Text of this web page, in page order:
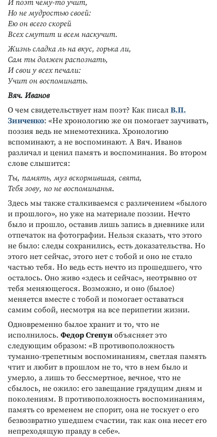
И поэт чему-то учит,
Но не мудростью своей:
Ею он всего скорей
Всех смутит и всем наскучит.
Жизнь сладка ль на вкус, горька ли,
Сам ты должен распознать,
И свои у всех печали:
Учит он воспоминать.
Вяч. Иванов
О чем свидетельствует нам поэт? Как писал В.П.
Зинченко: «Не хронологию же он помогает заучивать,
поэзия ведь не мнемотехника. Хронологию
вспоминают, а не воспоминают. А Вяч. Иванов
различал и ценил память и воспоминания. Во втором
слове слышится:
Ты, память, муз вскормившая, свята,
Тебя зову, но не воспоминанья.
Здесь мы также сталкиваемся с различением «былого
и прошлого», но уже на материале поэзии. Нечто
было и прошло, оставив лишь запись в дневнике или
отпечаток на фотографии. Нельзя сказать, что этого
не было: следы сохранились, есть доказательства. Но
этого нет сейчас, этого нет с тобой и оно не стало
частью тебя. Но ведь есть нечто из прошедшего, что
осталось. Оно живо «здесь и сейчас», неотрывно от
тебя меняющегося. Возможно, и оно (былое)
меняется вместе с тобой и помогает оставаться
самим собой, несмотря на все перипетии жизни.
Одновременно былое хранит и то, что не
исполнилось. Федор Степун объясняет это
следующим образом: «В противоположность
туманно-трепетным воспоминаниям, светлая память
чтит и любит в прошлом не то, что в нем было и
умерло, а лишь то бессмертное, вечное, что не
сбылось, не ожило: его завещание грядущим дням и
поколениям. В противоположность воспоминаниям,
память со временем не спорит, она не тоскует о его
безвозвратно ушедшем счастии, так как она несет его
непреходящую правду в себе».